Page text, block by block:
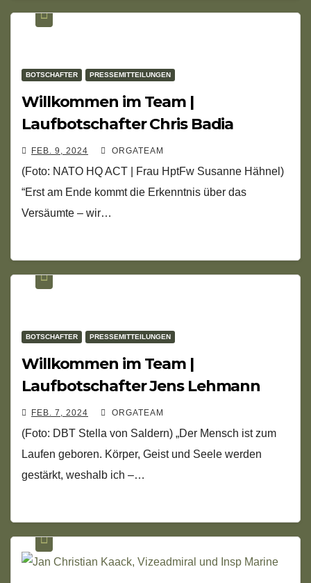
BOTSCHAFTER PRESSEMITTEILUNGEN
Willkommen im Team |
Laufbotschafter Chris Badia
FEB. 9, 2024 ORGATEAM
(Foto: NATO HQ ACT | Frau HptFw Susanne Hähnel)
“Erst am Ende kommt die Erkenntnis über das
Versäumte – wir…
BOTSCHAFTER PRESSEMITTEILUNGEN
Willkommen im Team |
Laufbotschafter Jens Lehmann
FEB. 7, 2024 ORGATEAM
(Foto: DBT Stella von Saldern) „Der Mensch ist zum
Laufen geboren. Körper, Geist und Seele werden
gestärkt, weshalb ich –…